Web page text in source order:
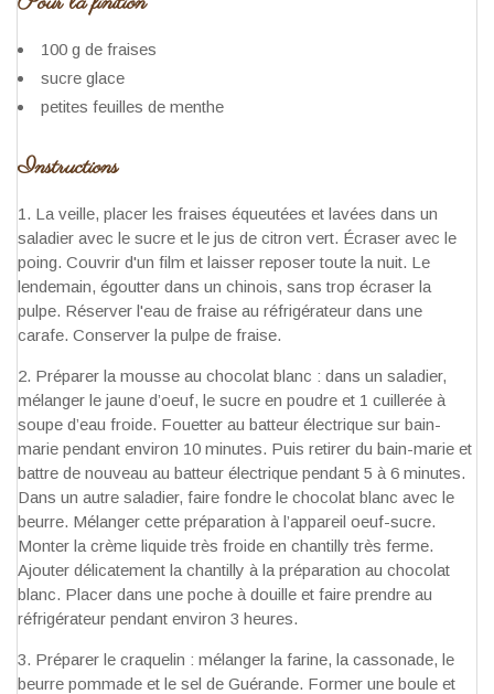
100 g de fraises
sucre glace
petites feuilles de menthe
Instructions
La veille, placer les fraises équeutées et lavées dans un
saladier avec le sucre et le jus de citron vert. Écraser avec le
poing. Couvrir d'un film et laisser reposer toute la nuit. Le
lendemain, égoutter dans un chinois, sans trop écraser la
pulpe. Réserver l'eau de fraise au réfrigérateur dans une
carafe. Conserver la pulpe de fraise.
Préparer la mousse au chocolat blanc : dans un saladier,
mélanger le jaune d’oeuf, le sucre en poudre et 1 cuillerée à
soupe d’eau froide. Fouetter au batteur électrique sur bain-
marie pendant environ 10 minutes. Puis retirer du bain-marie et
battre de nouveau au batteur électrique pendant 5 à 6 minutes.
Dans un autre saladier, faire fondre le chocolat blanc avec le
beurre. Mélanger cette préparation à l’appareil oeuf-sucre.
Monter la crème liquide très froide en chantilly très ferme.
Ajouter délicatement la chantilly à la préparation au chocolat
blanc. Placer dans une poche à douille et faire prendre au
réfrigérateur pendant environ 3 heures.
Préparer le craquelin : mélanger la farine, la cassonade, le
beurre pommade et le sel de Guérande. Former une boule et